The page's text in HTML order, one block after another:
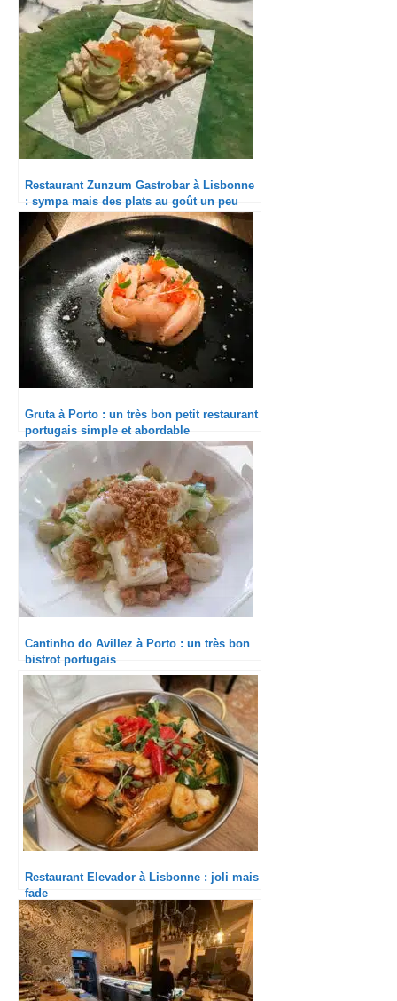
Restaurant Zunzum Gastrobar à Lisbonne
: sympa mais des plats au goût un peu
déséquilibré
Gruta à Porto : un très bon petit restaurant
portugais simple et abordable
Cantinho do Avillez à Porto : un très bon
bistrot portugais
Restaurant Elevador à Lisbonne : joli mais
fade